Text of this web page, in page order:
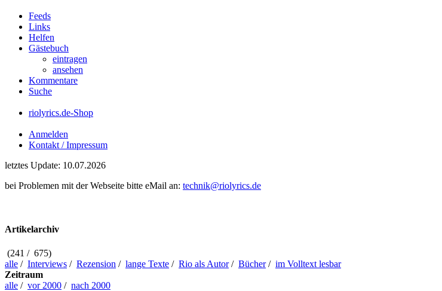
Feeds
Links
Helfen
Gästebuch
eintragen
ansehen
Kommentare
Suche
riolyrics.de-Shop
Anmelden
Kontakt / Impressum
letztes Update: 10.07.2026
bei Problemen mit der Webseite bitte eMail an: technik@riolyrics.de
Artikelarchiv
(241 / 675)
alle / Interviews / Rezension / lange Texte / Rio als Autor/ Bücher/ im Volltext lesbar
Zeitraum
alle / vor 2000 / nach 2000